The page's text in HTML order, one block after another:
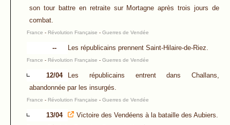
son tour battre en retraite sur Mortagne après trois jours de
combat.
France - Révolution Française - Guerres de Vendée
-- Les républicains prennent Saint-Hilaire-de-Riez.
France - Révolution Française - Guerres de Vendée
12/04
Les républicains entrent dans Challans,
abandonnée par les insurgés.
France - Révolution Française - Guerres de Vendée
13/04 Victoire des Vendéens à la bataille des Aubiers.